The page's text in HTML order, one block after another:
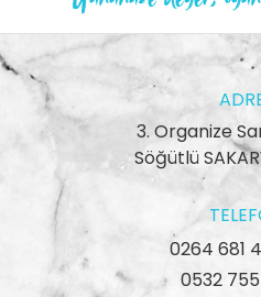
3. Organize
Söğütlü
0264 681
0532